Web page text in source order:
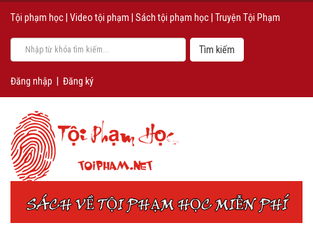
Tội phạm học Video tội phạm Sách tội phạm học Truyện Tội Phạm
Đăng nhập Đăng ký